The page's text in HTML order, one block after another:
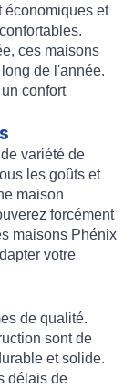
économiques et
ces maisons
de l'année.
confort
variété de
les goûts et
maison
forcément
maisons Phénix
votre
de qualité.
sont de
et solide.
délais de